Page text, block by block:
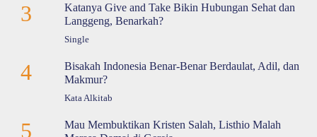
3
Katanya Give and Take Bikin Hubungan Sehat dan
Langgeng, Benarkah?
Single
4
Bisakah Indonesia Benar-Benar Berdaulat, Adil, dan
Makmur?
Kata Alkitab
5
Mau Membuktikan Kristen Salah, Listhio Malah